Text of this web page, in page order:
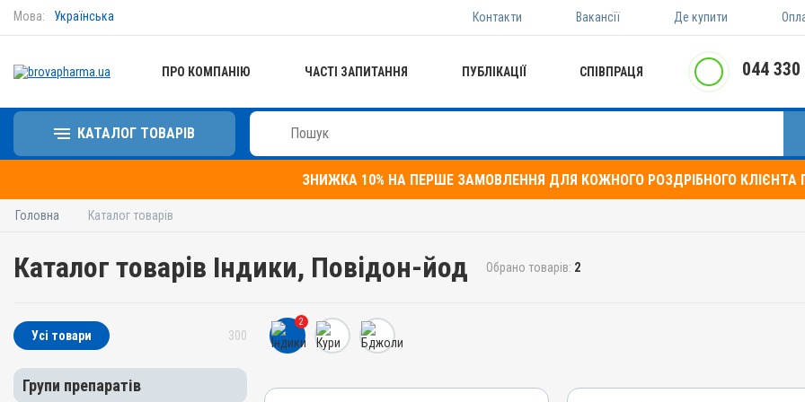
Мова: Українська Контакти Вакансії Де купити
ПРО КОМПАНІЮ ЧАСТІ ЗАПИТАННЯ ПУБЛІКАЦІЇ СПІВПРАЦЯ 044
КАТАЛОГ ТОВАРІВ
ЗНИЖКА 10% НА ПЕРШЕ ЗАМОВЛЕННЯ ДЛЯ КОЖНОГО РОЗДРІБНОГО КЛІЄНТА
Головна Каталог товарів
Каталог товарів Індики, Повідон-йод Обрано товарів: 2
Усі товари 300
Групи препаратів
2